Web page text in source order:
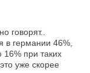
говорят..
германии 46%,
при таких
уже скорее